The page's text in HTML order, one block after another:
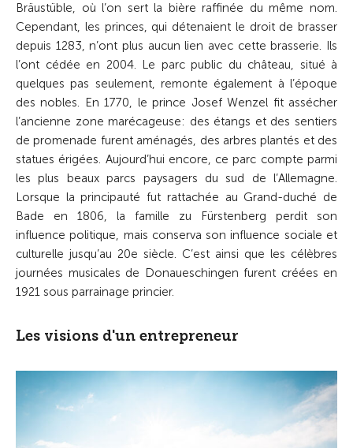
Bräustüble, où l’on sert la bière raffinée du même nom.
Cependant, les princes, qui détenaient le droit de brasser
depuis 1283, n’ont plus aucun lien avec cette brasserie. Ils
l’ont cédée en 2004. Le parc public du château, situé à
quelques pas seulement, remonte également à l’époque
des nobles. En 1770, le prince Josef Wenzel fit assécher
l’ancienne zone marécageuse: des étangs et des sentiers
de promenade furent aménagés, des arbres plantés et des
statues érigées. Aujourd’hui encore, ce parc compte parmi
les plus beaux parcs paysagers du sud de l’Allemagne.
Lorsque la principauté fut rattachée au Grand-duché de
Bade en 1806, la famille zu Fürstenberg perdit son
influence politique, mais conserva son influence sociale et
culturelle jusqu’au 20e siècle. C’est ainsi que les célèbres
journées musicales de Donaueschingen furent créées en
1921 sous parrainage princier.
Les visions d'un entrepreneur